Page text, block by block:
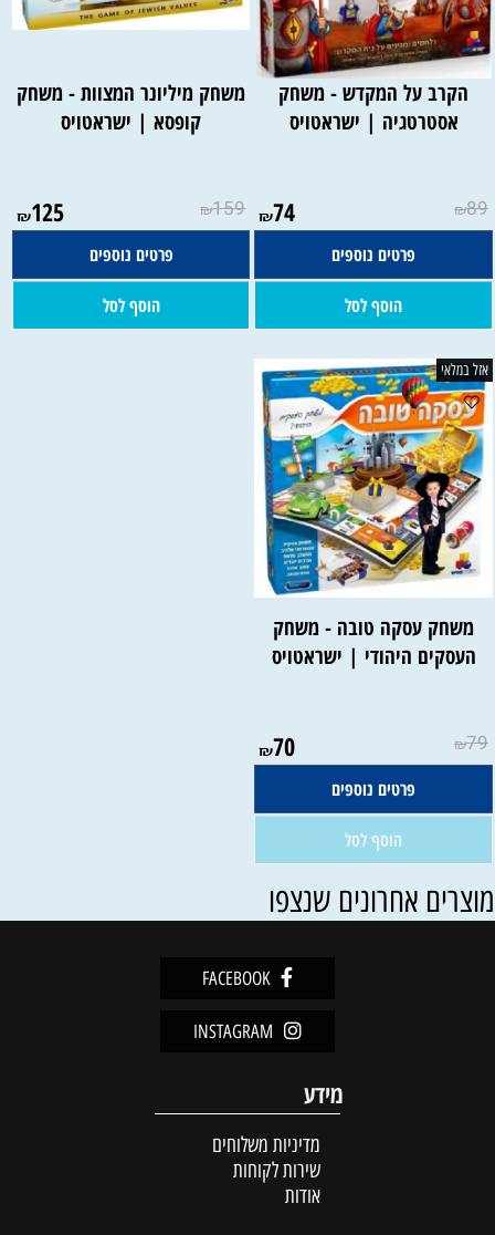
הקרב על המקדש - משחק
אסטרטגיה | ישראטויס
₪89
₪74
פרטים נוספים
הוסף לסל
משחק מיליונר המצוות - משחק
קופסא | ישראטויס
₪159
₪125
פרטים נוספים
הוסף לסל
אזל במלאי
משחק עסקה טובה - משחק
העסקים היהודי | ישראטויס
₪79
₪70
פרטים נוספים
הוסף לסל
אחרונים שנצפו
FACEBOOK
INSTAGRAM
מידע
מדיניות משלוחים
שירות לקוחות
אודות